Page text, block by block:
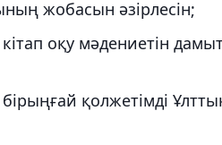
жобасын әзірлесін;
оқу мәдениетін
қолжетімді